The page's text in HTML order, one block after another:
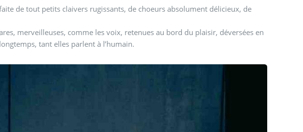
de tout petits claivers rugissants, de choeurs absolument délicieux, de
merveilleuses, comme les voix, retenues au bord du plaisir, déversées en
tant elles parlent à l’humain.